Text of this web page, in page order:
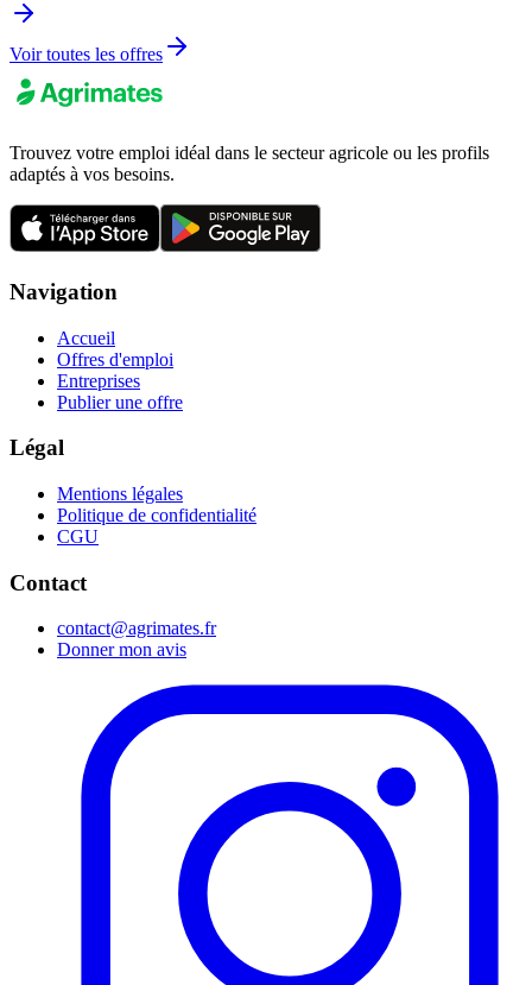
Voir toutes les offres
Trouvez votre emploi idéal dans le secteur agricole ou les profils
adaptés à vos besoins.
Navigation
Accueil
Offres d'emploi
Entreprises
Publier une offre
Légal
Mentions légales
Politique de confidentialité
CGU
Contact
contact@agrimates.fr
Donner mon avis